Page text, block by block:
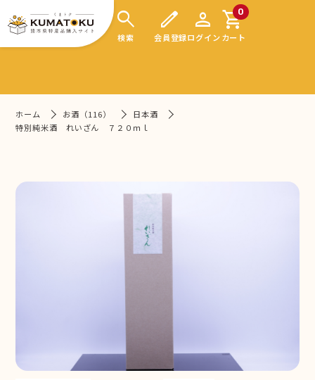
search
検索
edit
会員登録
person
ログイン
0
shopping_cart
カート
ホーム お酒（116）
日本酒
特別純米酒 れいざん ７２０ｍｌ